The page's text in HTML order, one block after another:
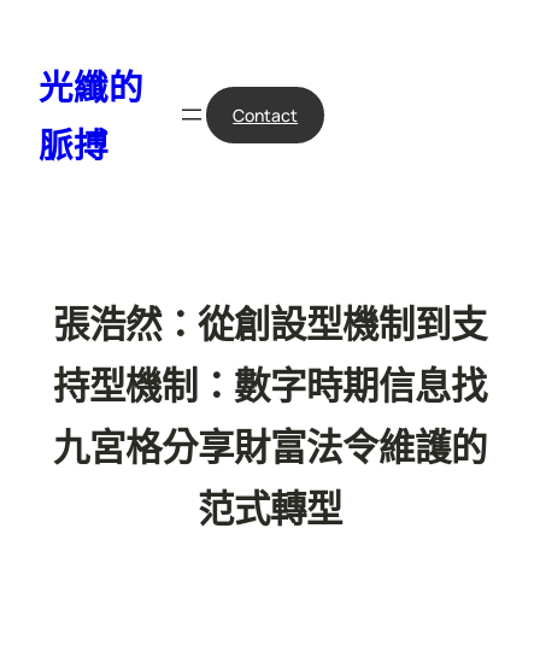
光纖的
脈搏
Contact
張浩然：從創設型機制到支
持型機制：數字時期信息找
九宮格分享財富法令維護的
范式轉型